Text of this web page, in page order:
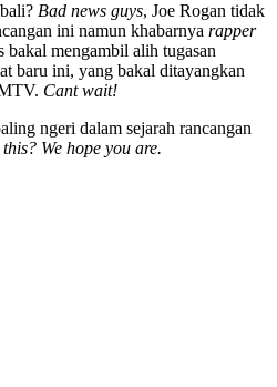
Bad news guys, Joe Rogan tidak
ini namun khabarnya rapper
mengambil alih tugasan
baru ini, yang bakal ditayangkan
Cant wait!
ngeri dalam sejarah rancangan
We hope you are.